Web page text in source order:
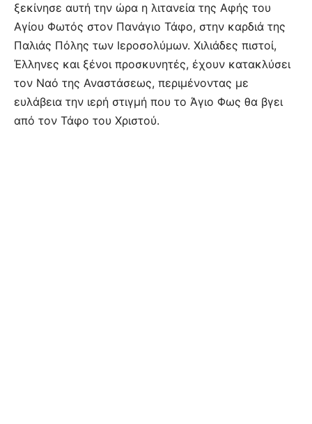
ξεκίνησε αυτή την ώρα η λιτανεία της Αφής του
Αγίου Φωτός στον Πανάγιο Τάφο, στην καρδιά της
Παλιάς Πόλης των Ιεροσολύμων. Χιλιάδες πιστοί,
Έλληνες και ξένοι προσκυνητές, έχουν κατακλύσει
τον Ναό της Αναστάσεως, περιμένοντας με
ευλάβεια την ιερή στιγμή που το Άγιο Φως θα βγει
από τον Τάφο του Χριστού.